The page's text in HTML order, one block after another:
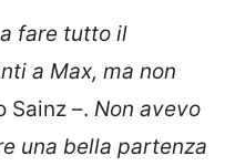
fare tutto il
a Max, ma non
Sainz –. Non avevo
una bella partenza